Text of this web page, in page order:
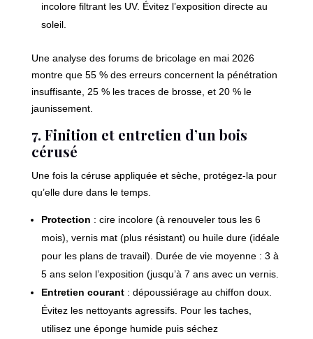
incolore filtrant les UV. Évitez l’exposition directe au
soleil.
Une analyse des forums de bricolage en mai 2026
montre que 55 % des erreurs concernent la pénétration
insuffisante, 25 % les traces de brosse, et 20 % le
jaunissement.
7. Finition et entretien d’un bois
cérusé
Une fois la céruse appliquée et sèche, protégez-la pour
qu’elle dure dans le temps.
Protection : cire incolore (à renouveler tous les 6
mois), vernis mat (plus résistant) ou huile dure (idéale
pour les plans de travail). Durée de vie moyenne : 3 à
5 ans selon l’exposition (jusqu’à 7 ans avec un vernis.
Entretien courant: dépoussiérage au chiffon doux.
Évitez les nettoyants agressifs. Pour les taches,
utilisez une éponge humide puis séchez